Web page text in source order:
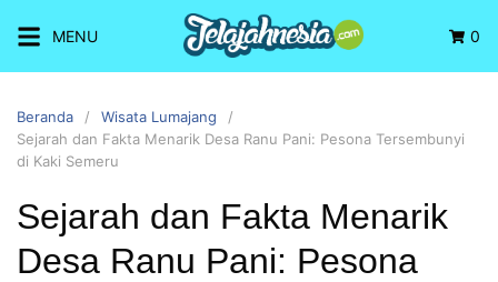
MENU 0
Beranda
Wisata Lumajang
Sejarah dan Fakta Menarik Desa Ranu Pani: Pesona Tersembunyi
di Kaki Semeru
Sejarah dan Fakta Menarik
Desa Ranu Pani: Pesona